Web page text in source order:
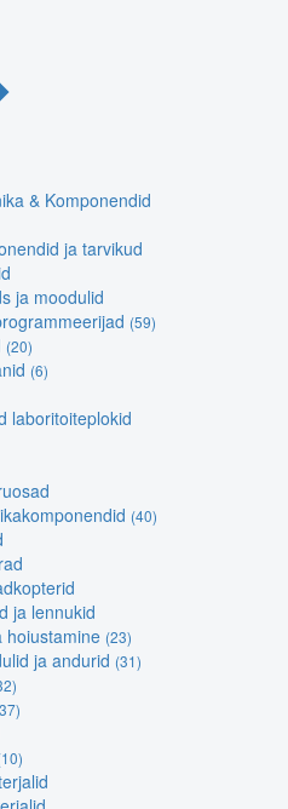
& Komponendid
ja tarvikud
ja moodulid
(59)
(20)
(6)
laboritoiteplokid
(40)
ja lennukid
hoiustamine (23)
ja andurid (31)